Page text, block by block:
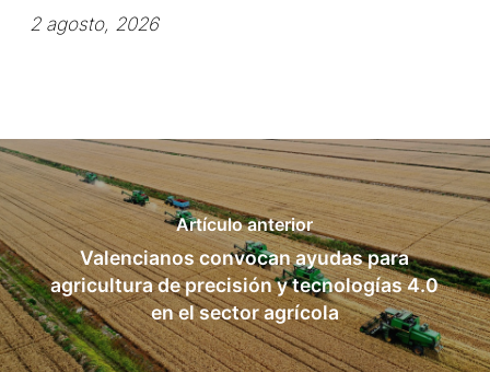
2 agosto, 2026
Artículo anterior
Valencianos convocan ayudas para
agricultura de precisión y tecnologías 4.0
en el sector agrícola